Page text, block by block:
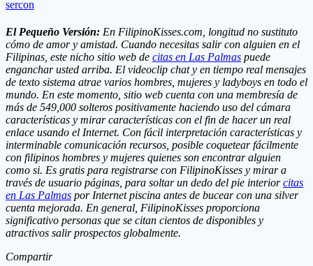
sercon
El Pequeño Versión: En FilipinoKisses.com, longitud no sustituto
cómo de amor y amistad. Cuando necesitas salir con alguien en el
Filipinas, este nicho sitio web de citas en Las Palmas puede
enganchar usted arriba. El videoclip chat y en tiempo real mensajes
de texto sistema atrae varios hombres, mujeres y ladyboys en todo el
mundo. En este momento, sitio web cuenta con una membresía de
más de 549,000 solteros positivamente haciendo uso del cámara
características y mirar características con el fin de hacer un real
enlace usando el Internet. Con fácil interpretación características y
interminable comunicación recursos, posible coquetear fácilmente
con filipinos hombres y mujeres quienes son encontrar alguien
como si. Es gratis para registrarse con FilipinoKisses y mirar a
través de usuario páginas, para soltar un dedo del pie interiorcitas
en Las Palmas por Internet piscina antes de bucear con una silver
cuenta mejorada. En general, FilipinoKisses proporciona
significativo personas que se citan cientos de disponibles y
atractivos salir prospectos globalmente.
Compartir